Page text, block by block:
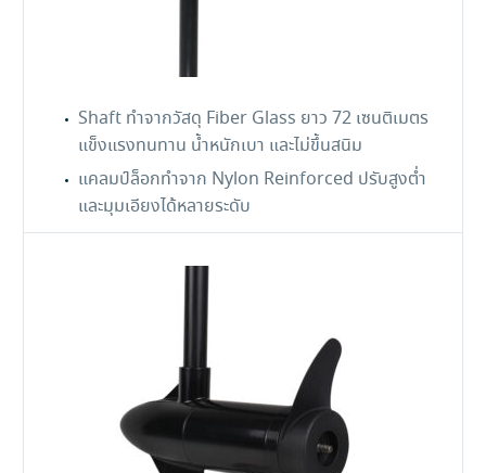
Shaft ทำจากวัสดุ Fiber Glass ยาว 72 เซนติเมตร
แข็งแรงทนทาน น้ำหนักเบา และไม่ขึ้นสนิม
แคลมป์ล็อกทำจาก Nylon Reinforced ปรับสูงต่ำ
และมุมเอียงได้หลายระดับ